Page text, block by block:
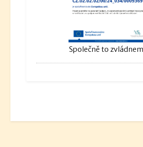
Společně to